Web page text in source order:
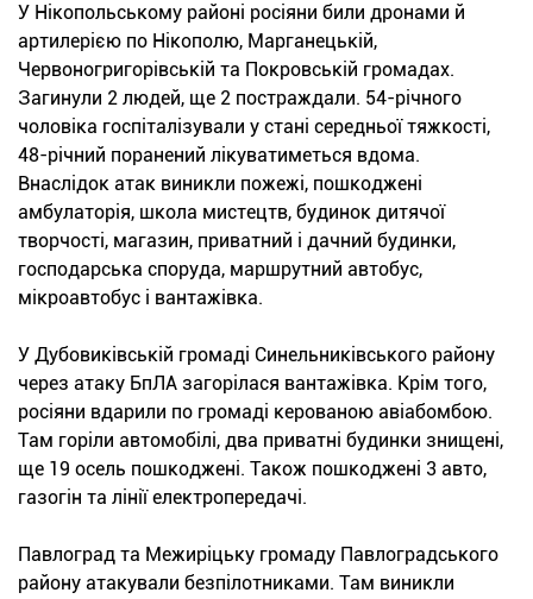
У Нікопольському районі росіяни били дронами й
артилерією по Нікополю, Марганецькій,
Червоногригорівській та Покровській громадах.
Загинули 2 людей, ще 2 постраждали. 54-річного
чоловіка госпіталізували у стані середньої тяжкості,
48-річний поранений лікуватиметься вдома.
Внаслідок атак виникли пожежі, пошкоджені
амбулаторія, школа мистецтв, будинок дитячої
творчості, магазин, приватний і дачний будинки,
господарська споруда, маршрутний автобус,
мікроавтобус і вантажівка.
У Дубовиківській громаді Синельниківського району
через атаку БпЛА загорілася вантажівка. Крім того,
росіяни вдарили по громаді керованою авіабомбою.
Там горіли автомобілі, два приватні будинки знищені,
ще 19 осель пошкоджені. Також пошкоджені 3 авто,
газогін та лінії електропередачі.
Павлоград та Межиріцьку громаду Павлоградського
району атакували безпілотниками. Там виникли